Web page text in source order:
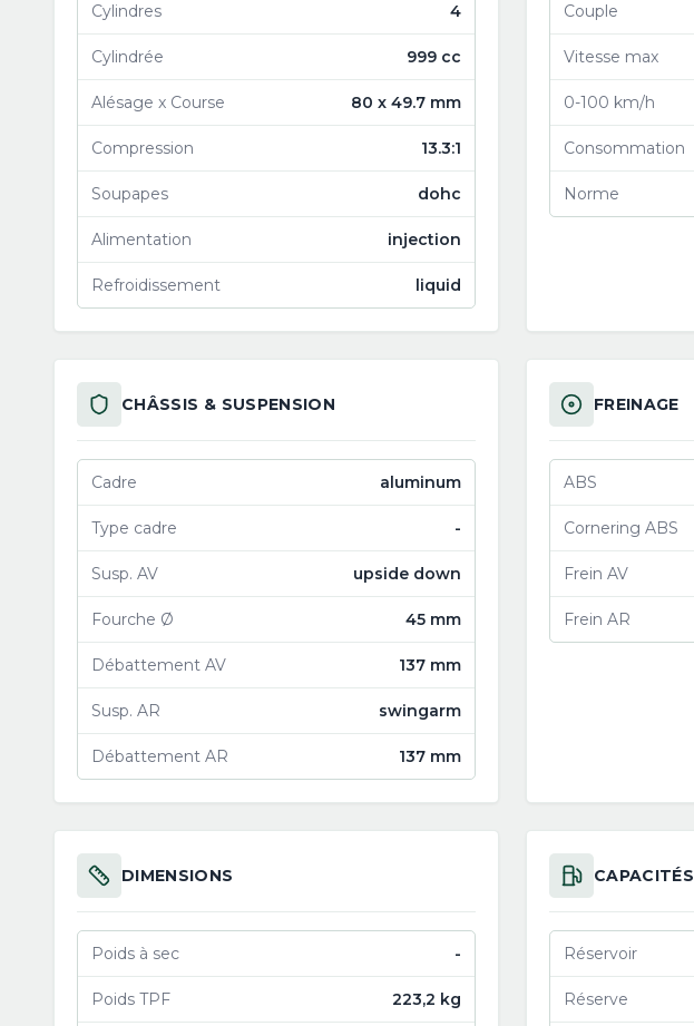
Cylindres 4
Cylindrée 999 cc
Alésage x Course 80 x 49.7 mm
Compression 13.3:1
Soupapes dohc
Alimentation injection
Refroidissement liquid
Couple
Vitesse max
0-100 km/h
Consommation
Norme
CHÂSSIS & SUSPENSION
Cadre aluminum
Type cadre -
Susp. AV upside down
Fourche Ø 45 mm
Débattement AV 137 mm
Susp. AR swingarm
Débattement AR 137 mm
FREINAGE
ABS
Cornering ABS
Frein AV
Frein AR
DIMENSIONS
Poids à sec -
Poids TPF 223,2 kg
CAPACITÉS
Réservoir
Réserve